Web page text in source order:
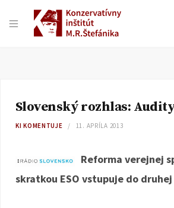
Slovenský rozhlas:
KI KOMENTUJE 11. APRÍLA 2013
Reforma verejnej
skratkou ESO vstupuje do